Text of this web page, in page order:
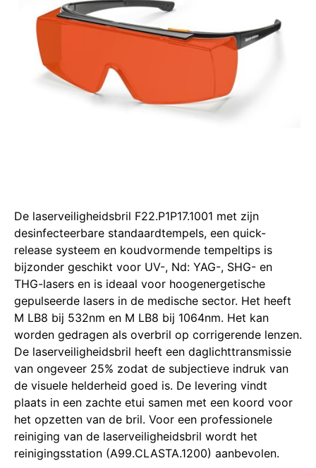
De laserveiligheidsbril F22.P1P17.1001 met zijn
desinfecteerbare standaardtempels, een quick-
release systeem en koudvormende tempeltips is
bijzonder geschikt voor UV-, Nd: YAG-, SHG- en
THG-lasers en is ideaal voor hoogenergetische
gepulseerde lasers in de medische sector. Het heeft
M LB8 bij 532nm en M LB8 bij 1064nm. Het kan
worden gedragen als overbril op corrigerende lenzen.
De laserveiligheidsbril heeft een daglichttransmissie
van ongeveer 25% zodat de subjectieve indruk van
de visuele helderheid goed is. De levering vindt
plaats in een zachte etui samen met een koord voor
het opzetten van de bril. Voor een professionele
reiniging van de laserveiligheidsbril wordt het
reinigingsstation (A99.CLASTA.1200) aanbevolen.